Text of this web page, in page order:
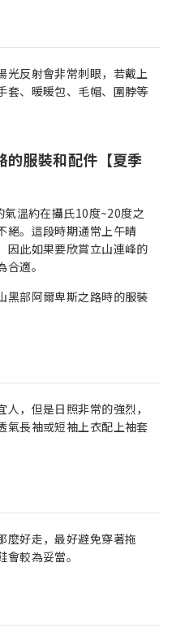
光反射會非常刺眼，若戴上
套、暖暖包、毛帽、圍脖等
的服裝和配件【夏季
溫約在攝氏10度~20度之
絕。這段時期通常上午晴
因此如果要欣賞立山連峰的
適。
黑部阿爾卑斯之路時的服裝
，但是日照非常的強烈，
氣長袖或短袖上衣配上袖套
麼好走，最好避免穿著拖
較為妥當。